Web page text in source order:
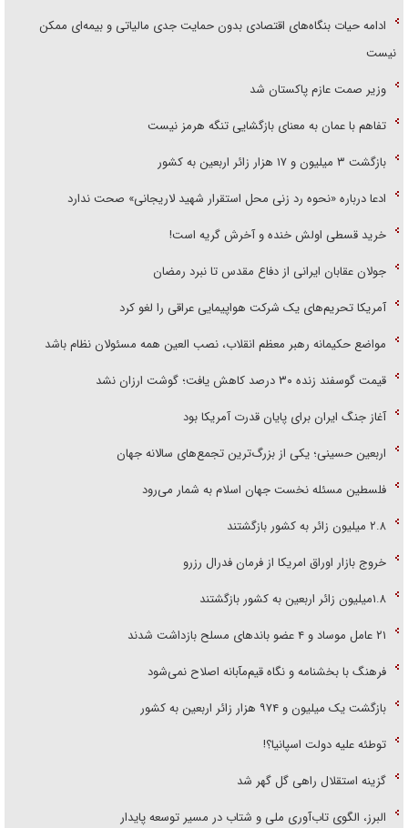
ادامه حیات بنگاه‌های اقتصادی بدون حمایت جدی مالیاتی و بیمه‌ای ممکن
نیست
وزیر صمت عازم پاکستان شد
تفاهم با عمان به معنای بازگشایی تنگه هرمز نیست
بازگشت ۳ میلیون و ۱۷ هزار زائر اربعین به کشور
ادعا درباره «نحوه رد زنی محل استقرار شهید لاریجانی» صحت ندارد
خرید قسطی اولش خنده و آخرش گریه است!
جولان عقابان ایرانی از دفاع مقدس تا نبرد رمضان
آمریکا تحریم‌های یک شرکت هواپیمایی عراقی را لغو کرد
مواضع حکیمانه رهبر معظم انقلاب، نصب العین همه مسئولان نظام باشد
قیمت گوسفند زنده ۳۰ درصد کاهش یافت؛ گوشت ارزان نشد
آغاز جنگ ایران برای پایان قدرت آمریکا بود
اربعین حسینی؛ یکی از بزرگ‌ترین تجمع‌های سالانه جهان
فلسطین مسئله نخست جهان اسلام به شمار می‌رود
۲.۸ میلیون زائر به کشور بازگشتند
خروج بازار اوراق امریکا از فرمان فدرال رزرو
۱.۸میلیون زائر اربعین به کشور بازگشتند
۲۱ عامل موساد و ۴ عضو باند‌های مسلح بازداشت شدند
فرهنگ با بخشنامه و نگاه قیم‌مآبانه اصلاح نمی‌شود
بازگشت یک میلیون و ۹۷۴ هزار زائر اربعین به کشور
توطئه علیه دولت اسپانیا؟!
گزینه استقلال راهی گل گهر شد
البرز، الگوی تاب‌آوری ملی و شتاب در مسیر توسعه پایدار